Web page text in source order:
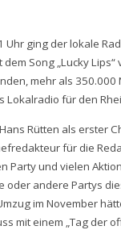
Uhr ging der lokale
Song „Lucky
mehr als
Lokalradio für den
Rütten als erster
für die
Party und vielen
oder andere Partys
im November
mit einem „Tag der